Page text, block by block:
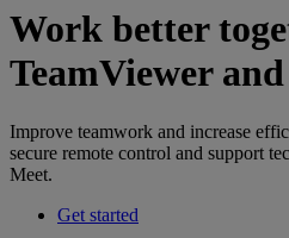
Work better
TeamViewer
Improve teamwork and increase
secure remote control and support
Meet.
Get started